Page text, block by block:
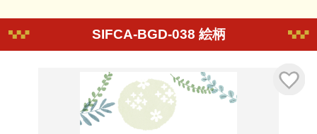
SIFCA-BGD-038 絵柄